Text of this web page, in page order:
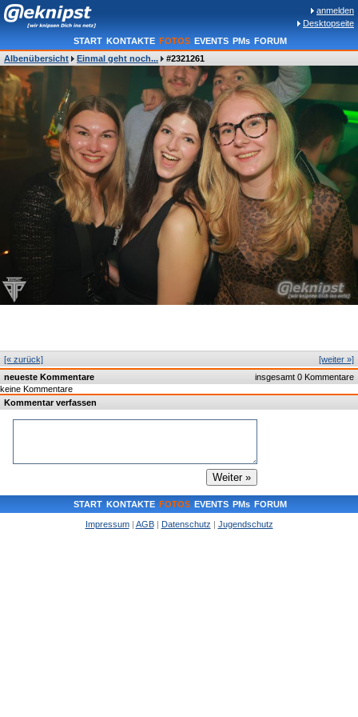
anmelden
Desktopseite
START KONTAKTE FOTOS EVENTS PMs FORUM
Albenübersicht
Einmal geht noch... #2321261
[weiter »]
[« zurück]
insgesamt 0 Kommentare
neueste Kommentare
keine Kommentare
Kommentar verfassen
START KONTAKTE FOTOS EVENTS PMs FORUM
Impressum| AGB| Datenschutz | Jugendschutz